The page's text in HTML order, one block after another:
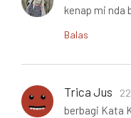
kenap mi nda
Balas
Trica Jus
berbagi Kata